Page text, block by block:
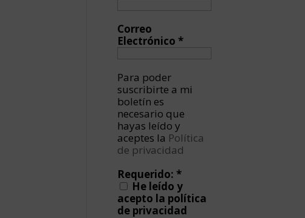
Correo
Electrónico*
Para poder
suscribirte a mi
boletín es
necesario que
hayas leído y
aceptes la Política
de privacidad
Requerido:*
He leído y
acepto la política
de privacidad